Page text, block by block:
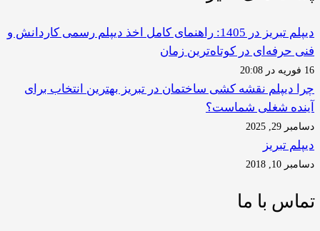
دیپلم تبریز در 1405: راهنمای کامل اخذ دیپلم رسمی کاردانش و
فنی حرفه‌ای در کوتاه‌ترین زمان
16 فوریه در 20:08
چرا دیپلم نقشه کشی ساختمان در تبریز بهترین انتخاب برای
آینده شغلی شماست؟
دسامبر 29, 2025
دیپلم تبریز
دسامبر 10, 2018
تماس با ما